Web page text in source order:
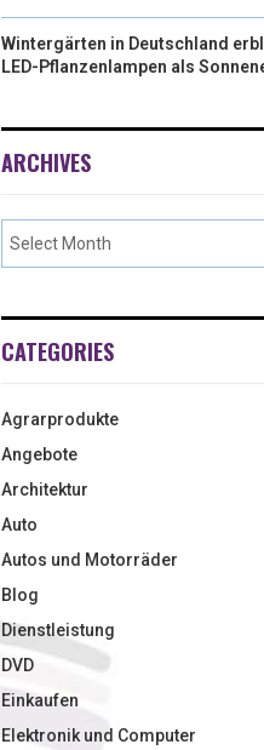
Wintergärten in Deutschland
LED-Pflanzenlampen als
ARCHIVES
CATEGORIES
Agrarprodukte
Angebote
Architektur
Auto
Autos und Motorräder
Blog
Dienstleistung
DVD
Einkaufen
Elektronik und Computer